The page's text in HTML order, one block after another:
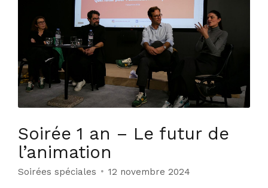
Soirée 1 an – Le futur de
l’animation
Soirées spéciales 12 novembre 2024